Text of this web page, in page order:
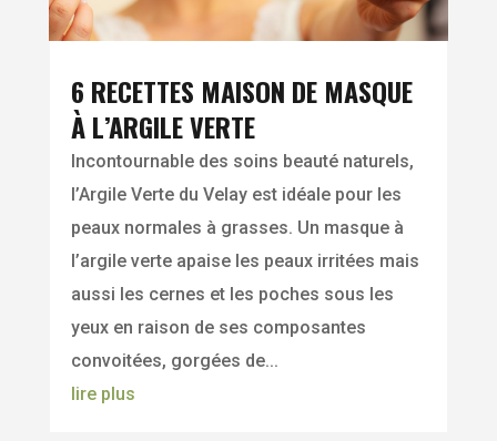
6 RECETTES MAISON DE MASQUE
À L’ARGILE VERTE
Incontournable des soins beauté naturels,
l’Argile Verte du Velay est idéale pour les
peaux normales à grasses. Un masque à
l’argile verte apaise les peaux irritées mais
aussi les cernes et les poches sous les
yeux en raison de ses composantes
convoitées, gorgées de...
lire plus